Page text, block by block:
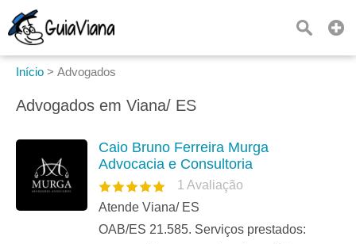
Início > Advogados
Advogados em Viana/ ES
Caio Bruno Ferreira Murga
Advocacia e Consultoria
1 Avaliação
Atende Viana/ ES
OAB/ES 21.585. Serviços prestados: